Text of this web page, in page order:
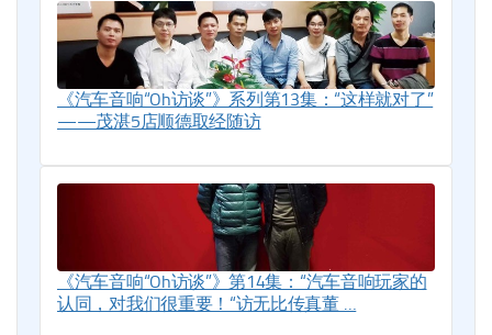
《汽车音响“Oh访谈”》系列第13集：“这样就对了”
——茂湛5店顺德取经随访
《汽车音响“Oh访谈”》第14集：“汽车音响玩家的
认同，对我们很重要！“访无比传真董 …